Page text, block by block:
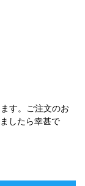
す。ご注文のお
したら幸甚で